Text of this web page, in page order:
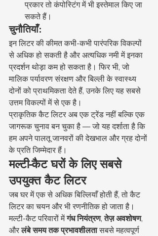
प्रकार तो कंपोस्टिंग में भी इस्तेमाल किए जा
सकते हैं।
चुनौतियाँ:
इन लिटर की कीमत कभी-कभी पारंपरिक विकल्पों
से अधिक हो सकती है और अत्यधिक नमी में इनका
प्रदर्शन थोड़ा कम हो सकता है। फिर भी, जो
मालिक पर्यावरण संरक्षण और बिल्ली के स्वास्थ्य
दोनों को प्राथमिकता देते हैं, उनके लिए यह सबसे
उत्तम विकल्पों में से एक है।
प्राकृतिक कैट लिटर अब एक ट्रेंड नहीं बल्कि एक
जागरूक चुनाव बन चुका है — जो यह दर्शाता है कि
हम अपने पालतू जानवरों की देखभाल और ग्रह दोनों
के प्रति जिम्मेदार हैं।
मल्टी-कैट घरों के लिए सबसे
उपयुक्त कैट लिटर
जब घर में एक से अधिक बिल्लियाँ होती हैं, तो कैट
लिटर का चयन और भी रणनीतिक हो जाता है।
मल्टी-कैट परिवारों में गंध नियंत्रण, तेज़ अवशोषण,
और लंबे समय तक प्रभावशीलता सबसे महत्वपूर्ण